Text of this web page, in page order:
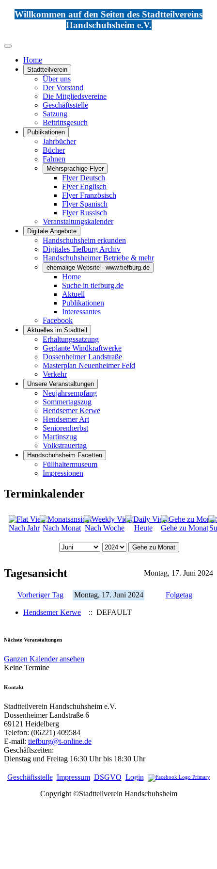
Willkommen auf den Seiten des Stadtteilvereins
Handschuhsheim e.V.
Home
Stadtteilverein
Über uns
Der Vorstand
Die Mitgliedsvereine
Geschäftsstelle
Satzung
Beitrittsgesuch
Publikationen
Jahrbücher
Bücher
Fahnen
Mehrsprachige Flyer
Flyer Deutsch
Flyer Englisch
Flyer Französisch
Flyer Spanisch
Flyer Russisch
Veranstaltungskalender
Digitale Angebote
Handschuhsheim erkunden
Digitales Tiefburg Archiv
Handschuhsheimer Betriebe & mehr
ehemalige Website - www.tiefburg.de
Home
Suche in tiefburg.de
Aktuell
Publikationen
Interessantes
Facebook
Aktuelles im Stadtteil
Erhaltungssatzung
Geplante Windkraftwerke
Dossenheimer Landstraße
Masterplan Neuenheimer Feld
Verkehr
Unsere Veranstaltungen
Neujahrsempfang
Sommertagszug
Hendsemer Kerwe
Hendsemer Art
Seniorenherbst
Martinszug
Volkstrauertag
Handschuhsheim Facetten
Füllhaltermuseum
Impressionen
Terminkalender
Nach Jahr Nach Monat Nach Woche Heute Gehe zu Monat
Gehe zu Monat
Tagesansicht Montag, 17. Juni 2024
Vorheriger Tag Montag, 17. Juni 2024 Folgetag
Hendsemer Kerwe :: DEFAULT
Nächste Veranstaltungen
Ganzen Kalender ansehen
Keine Termine
Kontakt
Stadtteilverein Handschuhsheim e.V.
Dossenheimer Landstraße 6
69121 Heidelberg
Telefon: (06221) 409584
E-mail: tiefburg@t-online.de
Geschäftszeiten:
Dienstag und Freitag 16:30 Uhr bis 18:30 Uhr
Geschäftsstelle Impressum DSGVO Login
Copyright ©Stadtteilverein Handschuhsheim